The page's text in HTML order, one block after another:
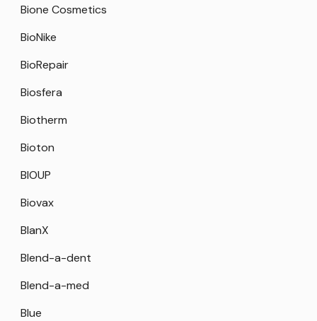
Bione Cosmetics
BioNike
BioRepair
Biosfera
Biotherm
Bioton
BIOUP
Biovax
BlanX
Blend-a-dent
Blend-a-med
Blue